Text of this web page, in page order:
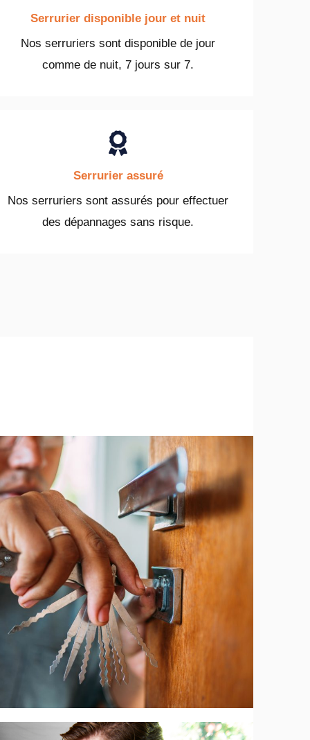
Serrurier disponible jour et nuit
Nos serruriers sont disponible de jour
comme de nuit, 7 jours sur 7.
Serrurier assuré
Nos serruriers sont assurés pour effectuer
des dépannages sans risque.